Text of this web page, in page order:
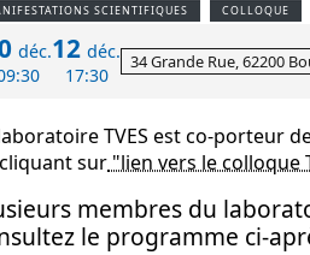
SCIENTIFIQUES COLLOQUE
déc.12 déc.
17:30
34 Grande Rue, 62200
TVES est co-porteur
sur "lien vers le colloque
membres du
le programme ci-